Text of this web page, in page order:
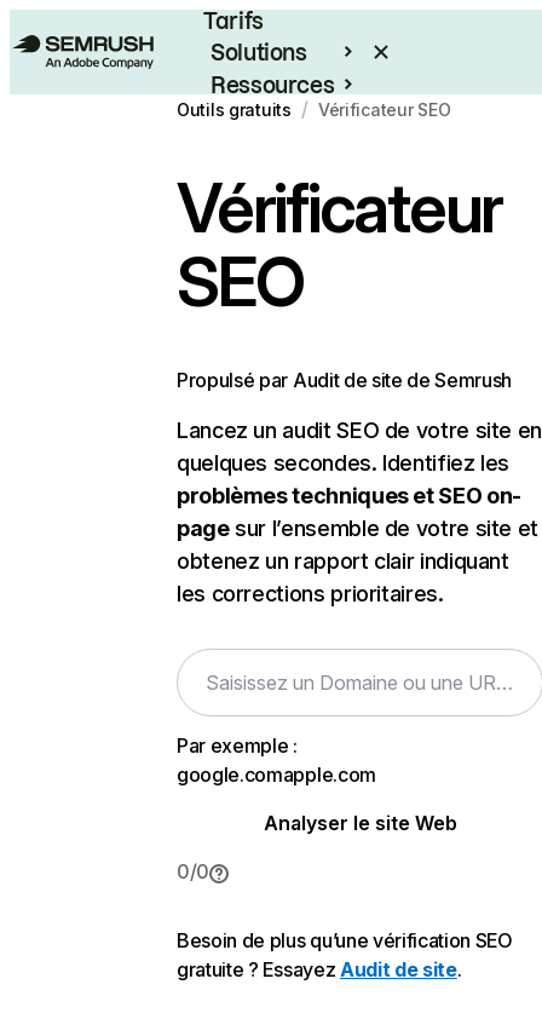
Tarifs
Solutions
Ressources
Entreprises
Outils gratuits / Vérificateur SEO
Vérificateur
SEO
Propulsé par Audit de site de Semrush
Lancez un audit SEO de votre site en
quelques secondes. Identifiez les
problèmes techniques et SEO on-
pagesur l’ensemble de votre site et
obtenez un rapport clair indiquant
les corrections prioritaires.
Par exemple :
google.comapple.com
Analyser le site Web
0/0
Besoin de plus qu’une vérification SEO
gratuite ? Essayez Audit de site.